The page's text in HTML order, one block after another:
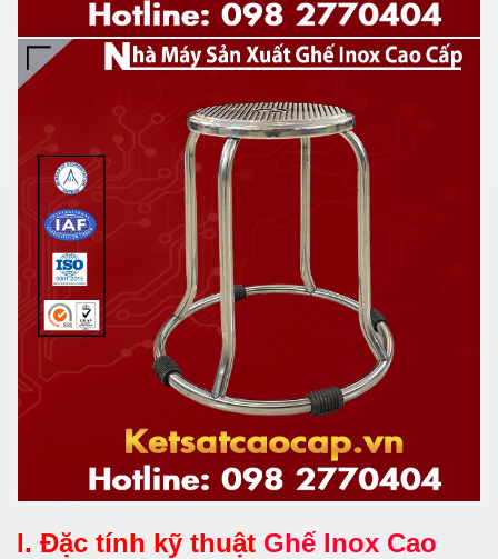
I. Đặc tính kỹ thuật Ghế Inox Cao